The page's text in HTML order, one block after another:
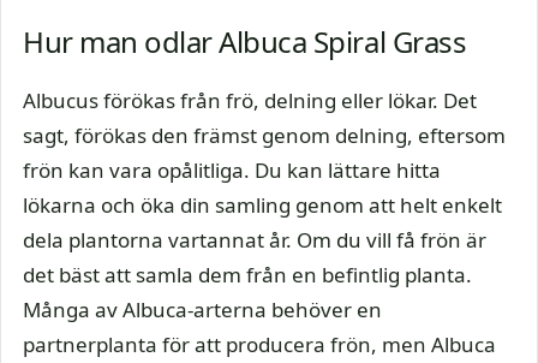
Hur man odlar Albuca Spiral Grass
Albucus förökas från frö, delning eller lökar. Det
sagt, förökas den främst genom delning, eftersom
frön kan vara opålitliga. Du kan lättare hitta
lökarna och öka din samling genom att helt enkelt
dela plantorna vartannat år. Om du vill få frön är
det bäst att samla dem från en befintlig planta.
Många av Albuca-arterna behöver en
partnerplanta för att producera frön, men Albuca